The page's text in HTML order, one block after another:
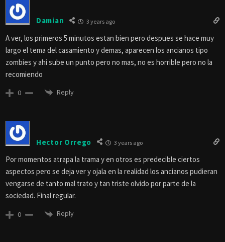
Damian 3 years ago
A ver, los primeros 5 minutos estan bien pero despues se hace muy
largo el tema del casamiento y demas, aparecen los ancianos tipo
zombies y ahi sube un punto pero no mas, no es horrible pero no la
recomiendo
0 Reply
Hector Orrego 3 years ago
Por momentos atrapa la trama y en otros es predecible ciertos
aspectos pero se deja ver y ojala en la realidad los ancianos pudieran
vengarse de tanto mal trato y tan triste olvido por parte de la
sociedad. Final regular.
0 Reply